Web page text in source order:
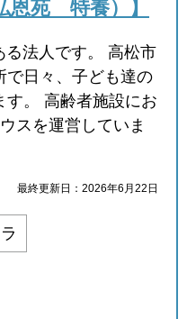
恩苑 特養）】
法人です。 高松市
で日々、子ども達の
す。 高齢者施設にお
スを運営していま
最終更新日：2026年6月22日